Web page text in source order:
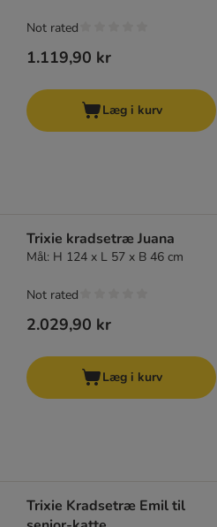
1.119,90 kr
Not rated
Læg i kurv
Trixie kradsetræ Juana
Mål: H 124 x L 57 x B 46 cm
2.029,90 kr
Not rated
Læg i kurv
Trixie Kradsetræ Emil til